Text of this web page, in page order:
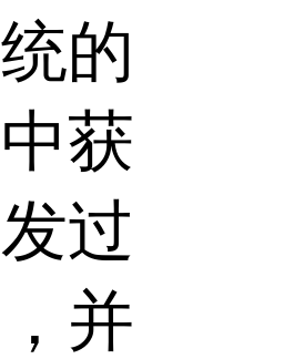
的
获
过
并